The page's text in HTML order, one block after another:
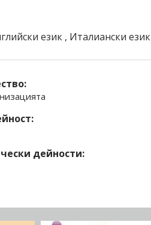
език , Италиански език
дейности: